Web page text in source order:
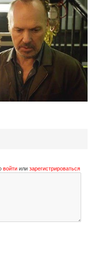
войти или зарегистрироваться